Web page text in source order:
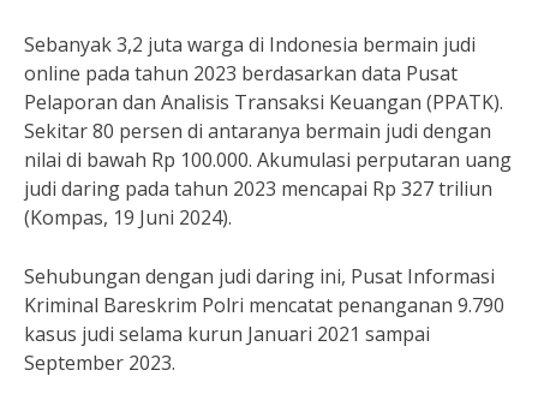
Sebanyak 3,2 juta warga di Indonesia bermain judi
online pada tahun 2023 berdasarkan data Pusat
Pelaporan dan Analisis Transaksi Keuangan (PPATK).
Sekitar 80 persen di antaranya bermain judi dengan
nilai di bawah Rp 100.000. Akumulasi perputaran uang
judi daring pada tahun 2023 mencapai Rp 327 triliun
(Kompas, 19 Juni 2024).
Sehubungan dengan judi daring ini, Pusat Informasi
Kriminal Bareskrim Polri mencatat penanganan 9.790
kasus judi selama kurun Januari 2021 sampai
September 2023.